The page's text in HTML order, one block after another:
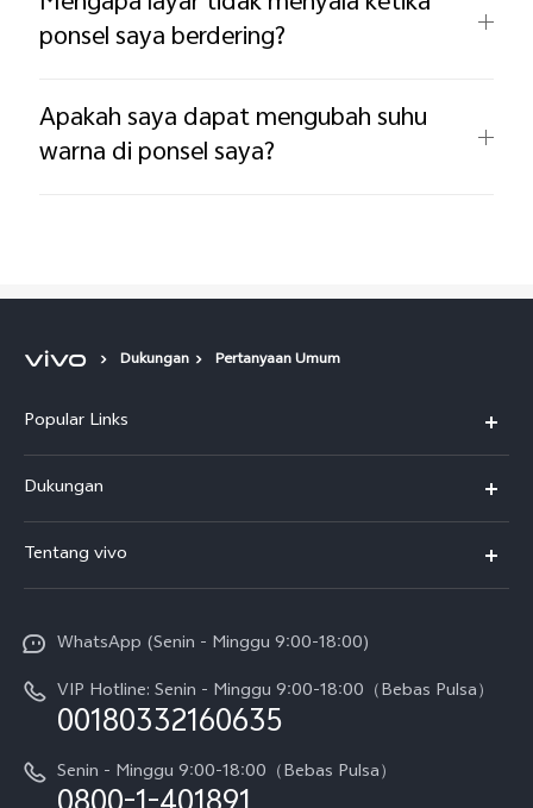
ponsel saya berdering?
Apakah saya dapat mengubah suhu
warna di ponsel saya?
Dukungan Pertanyaan Umum
Popular Links
T5
T5 Pro
V70
V70 FE
Y05
Dukungan
Service Center
Funtouch OS
Pembaruan Sistem
Harga Spare Part
Otentikasi IMEI
Tentang vivo
Sejarah
Berita
Pemberitahuan Hukum
WhatsApp (Senin - Minggu 9:00-18:00)
VIP Hotline: Senin - Minggu 9:00-18:00（Bebas Pulsa）
00180332160635
Senin - Minggu 9:00-18:00（Bebas Pulsa）